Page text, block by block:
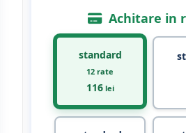
Achitare in
standard
12 rate
116lei